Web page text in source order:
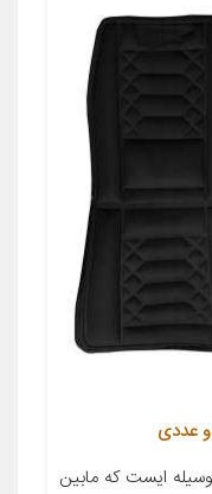
ایست که مابین